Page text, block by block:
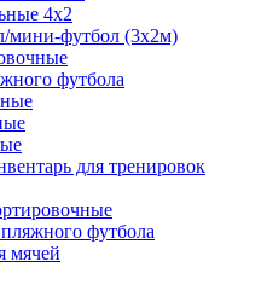
4х2
мини-футбол (3х2м)
футбола
для тренировок
футбола
мячей